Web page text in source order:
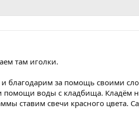
там иголки.
и благодарим за помощь своими
воды с кладбища. Кладём
ставим свечи красного цвета.